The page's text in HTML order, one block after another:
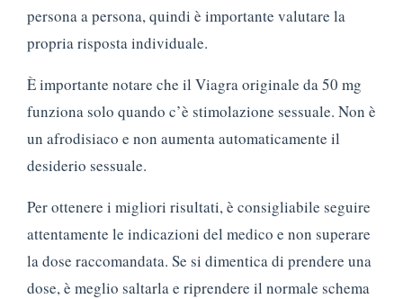
persona a persona, quindi è importante valutare la
propria risposta individuale.
È importante notare che il Viagra originale da 50 mg
funziona solo quando c’è stimolazione sessuale. Non è
un afrodisiaco e non aumenta automaticamente il
desiderio sessuale.
Per ottenere i migliori risultati, è consigliabile seguire
attentamente le indicazioni del medico e non superare
la dose raccomandata. Se si dimentica di prendere una
dose, è meglio saltarla e riprendere il normale schema